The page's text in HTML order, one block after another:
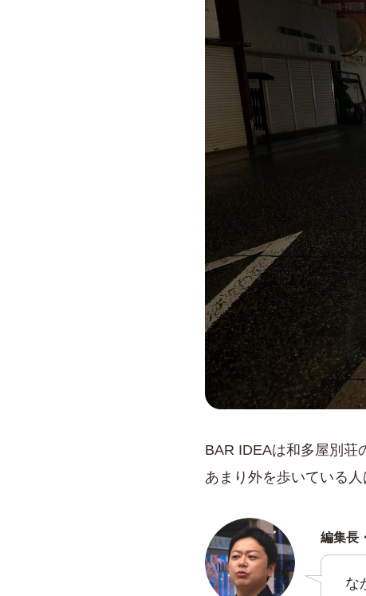
BAR IDEAは和多屋別荘
あまり外を歩いている人
編集長
な